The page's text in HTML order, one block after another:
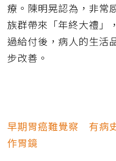
療。陳明晃認為，非常
族群帶來「年終大禮」
過給付後，病人的生活
步改善。
早期胃癌難覺察 有病
作胃鏡